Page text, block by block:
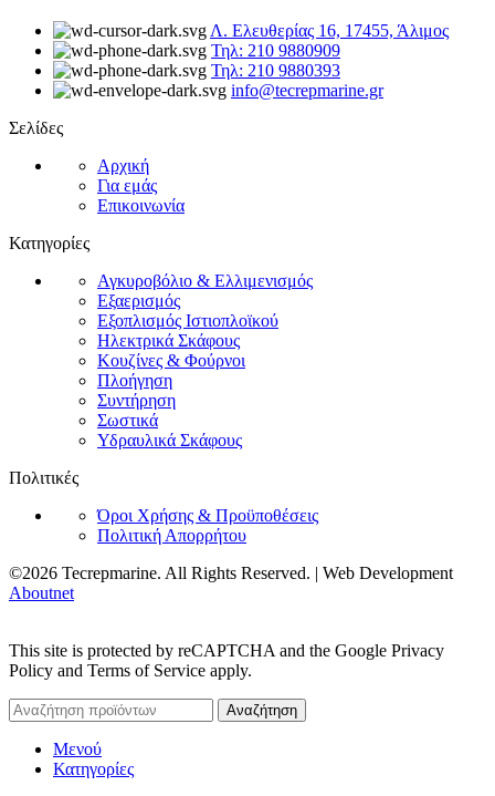
Λ. Ελευθερίας 16, 17455, Άλιμος
Τηλ: 210 9880909
Τηλ: 210 9880393
info@tecrepmarine.gr
Σελίδες
Αρχική
Για εμάς
Επικοινωνία
Κατηγορίες
Αγκυροβόλιο & Ελλιμενισμός
Εξαερισμός
Εξοπλισμός Ιστιοπλοϊκού
Ηλεκτρικά Σκάφους
Κουζίνες & Φούρνοι
Πλοήγηση
Συντήρηση
Σωστικά
Υδραυλικά Σκάφους
Πολιτικές
Όροι Χρήσης & Προϋποθέσεις
Πολιτική Απορρήτου
©2026 Tecrepmarine. All Rights Reserved. | Web Development
Aboutnet
This site is protected by reCAPTCHA and the Google Privacy
Policy and Terms of Service apply.
Αναζήτηση
Μενού
Κατηγορίες